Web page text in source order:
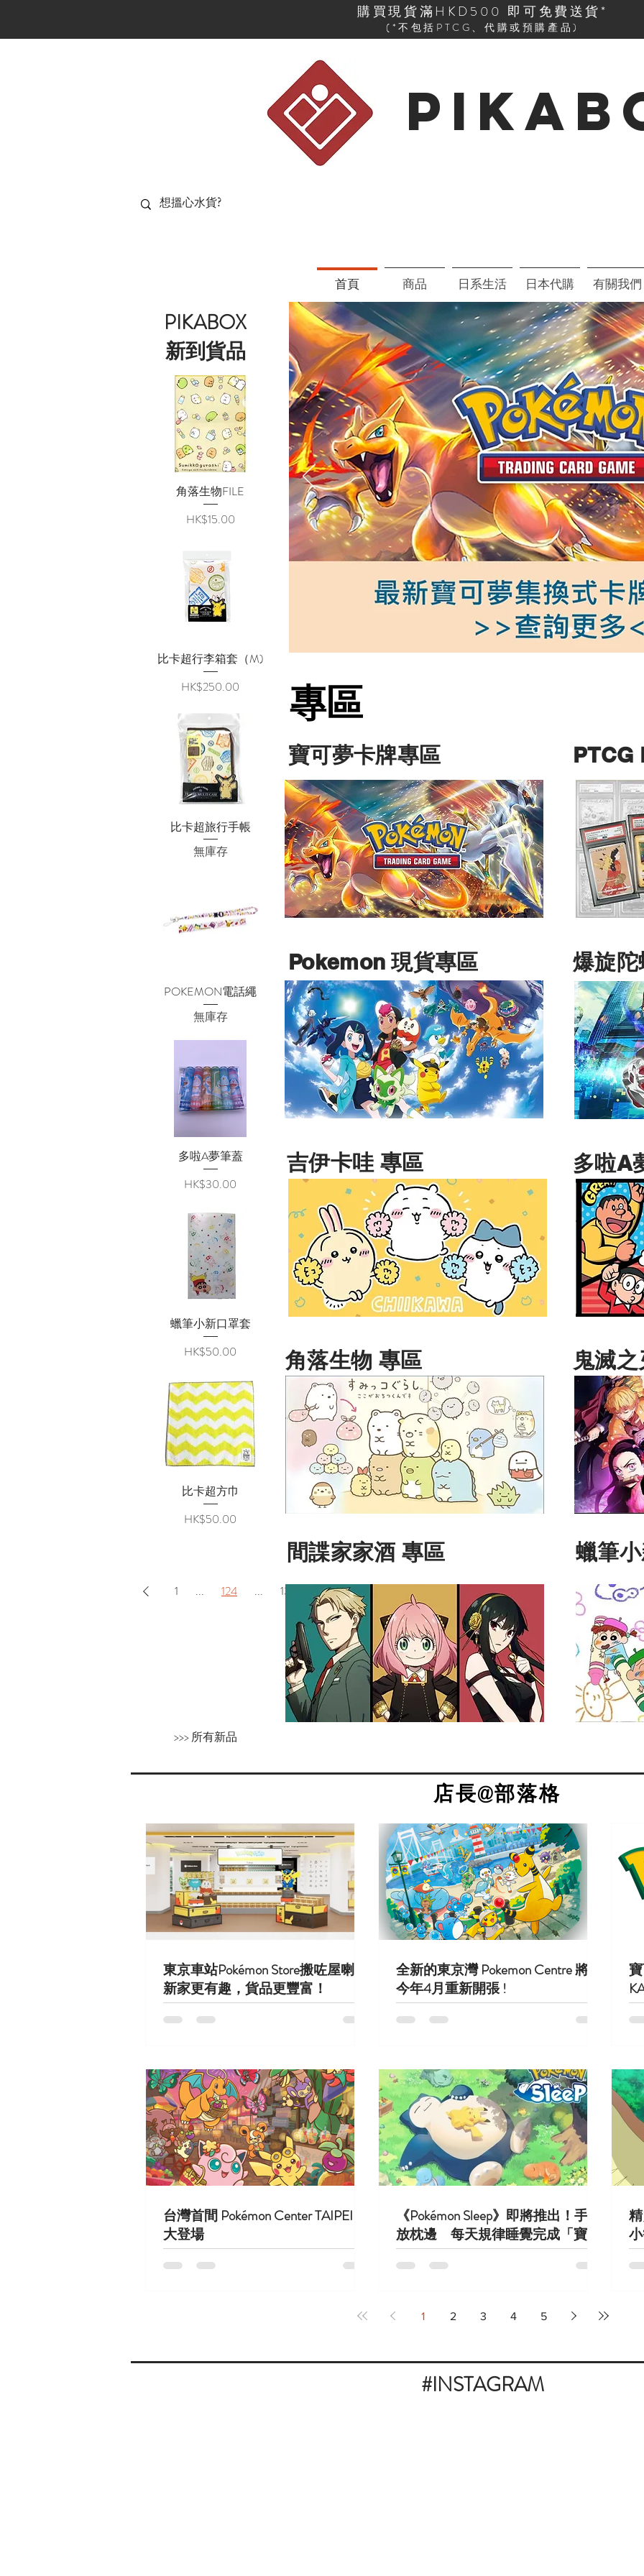
購買現貨滿HKD500 即可免費送貨*
(*不包括PTCG、代購或預購產品)
首頁 商品 日系生活 日本代購 有關我們
PIKABOX
新到貨品
快速瀏覽
角落生物FILE
價格
HK$15.00
快速瀏覽
比卡超行李箱套（M)
價格
HK$250.00
快速瀏覽
比卡超旅行手帳
無庫存
快速瀏覽
POKEMON電話繩
無庫存
快速瀏覽
多啦A夢筆蓋
價格
HK$30.00
快速瀏覽
蠟筆小新口罩套
價格
HK$50.00
快速瀏覽
比卡超方巾
價格
HK$50.00
1 ... 124 ... 131
專區
專區
​寶可夢卡牌專區
多啦A
Pokemon 現貨專區
蠟筆
角落生物 專區 鬼滅
間諜家家酒 專區
PTCG
吉伊卡哇 專區
爆旋
>>> 所有新品
​店長@部落格
東京車站Pokémon Store搬咗屋喇！
新家更有趣，貨品更豐富！
全新的東京灣 Pokemon Centre 將於
今年4月重新開張 !
台灣首間 Pokémon Center TAIPEI 盛
大登場
《Pokémon Sleep》即將推出！手機
放枕邊 每天規律睡覺完成「寶可
夢睡姿圖鑑」
1 2 3 4 5
#INSTAGRAM